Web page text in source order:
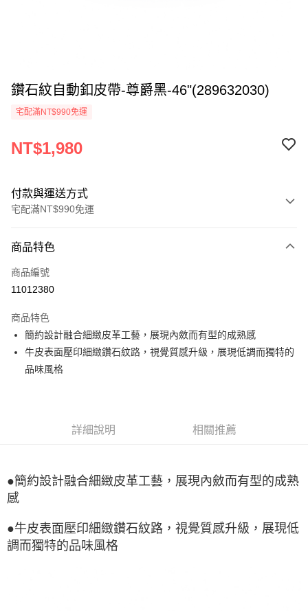
鑽石紋自動釦皮帶-尊爵黑-46"(289632030)
宅配滿NT$990免運
NT$1,980
付款與運送方式
宅配滿NT$990免運
信用卡一次付款
LINE Pay
悠遊付
Google Pay
每筆NT$80，滿NT$990(含以上)免運費
每筆NT$80，滿NT$699(含以上)免運費
商品特色
商品編號
11012380
商品特色
簡約設計融合細緻皮革工藝，展現內斂而有型的成熟感
牛皮表面壓印細緻鑽石紋路，視覺質感升級，展現低調而獨特的
品味風格
詳細說明 相關推薦
●簡約設計融合細緻皮革工藝，展現內斂而有型的成熟
感
●牛皮表面壓印細緻鑽石紋路，視覺質感升級，展現低
調而獨特的品味風格